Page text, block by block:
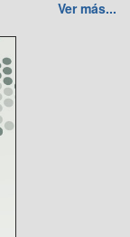
Ver más...